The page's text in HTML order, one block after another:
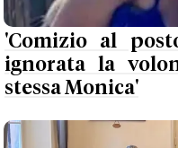
'Comizio al
ignorata la
stessa Monica'